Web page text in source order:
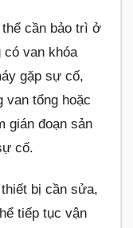
cần bảo trì ở
có van khóa
gặp sự cố,
van tổng hoặc
gián đoạn sản
cố.
bị cần sửa,
tiếp tục vận